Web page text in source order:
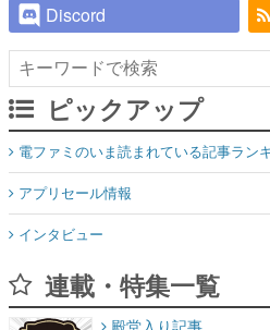
Discord
ピックアップ
電ファミのいま読まれている記事ラン
アプリセール情報
インタビュー
連載・特集一覧
殿堂入り記事